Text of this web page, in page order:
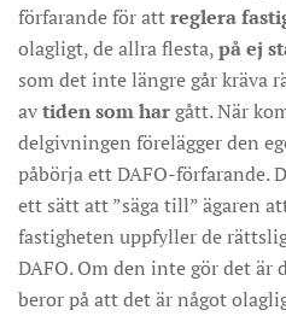
förfarande för attreglera
olagligt, de allra flesta,på ej
som det inte längre går kräva
avtiden som hargått. När
delgivningen förelägger den
påbörja ett DAFO-förfarande.
ett sätt att ”säga till” ägaren
fastigheten uppfyller de
DAFO. Om den inte gör det
beror på att det är något